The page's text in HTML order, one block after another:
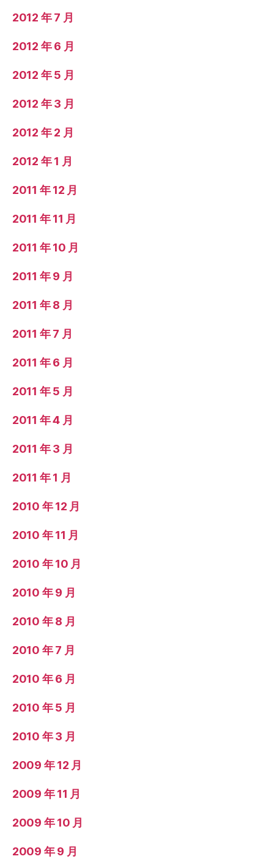
2012 年 7 月
2012 年 6 月
2012 年 5 月
2012 年 3 月
2012 年 2 月
2012 年 1 月
2011 年 12 月
2011 年 11 月
2011 年 10 月
2011 年 9 月
2011 年 8 月
2011 年 7 月
2011 年 6 月
2011 年 5 月
2011 年 4 月
2011 年 3 月
2011 年 1 月
2010 年 12 月
2010 年 11 月
2010 年 10 月
2010 年 9 月
2010 年 8 月
2010 年 7 月
2010 年 6 月
2010 年 5 月
2010 年 3 月
2009 年 12 月
2009 年 11 月
2009 年 10 月
2009 年 9 月